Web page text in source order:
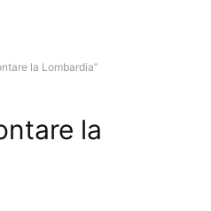
la Lombardia”
la